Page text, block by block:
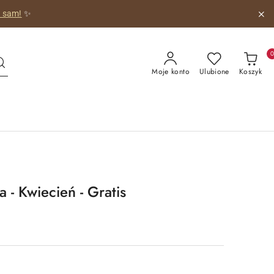
✨
Moje konto Ulubione Koszyk
0
- Kwiecień - Gratis